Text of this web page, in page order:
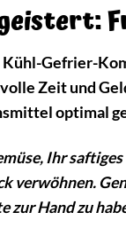
Kühl-Gefrier-
Zeit und
optimal
Ihr
verwöhnen.
zur Hand zu